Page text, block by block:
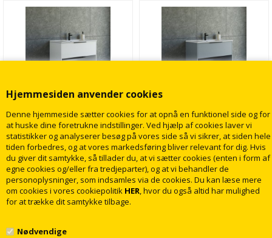
Hjemmesiden anvender cookies
Denne hjemmeside sætter cookies for at opnå en funktionel side og for
at huske dine foretrukne indstillinger. Ved hjælp af cookies laver vi
statistikker og analyserer besøg på vores side så vi sikrer, at siden hele
tiden forbedres, og at vores markedsføring bliver relevant for dig. Hvis
du giver dit samtykke, så tillader du, at vi sætter cookies (enten i form af
egne cookies og/eller fra tredjeparter), og at vi behandler de
personoplysninger, som indsamles via de cookies. Du kan læse mere
om cookies i vores cookiepolitik HER, hvor du også altid har mulighed
for at trække dit samtykke tilbage.
Nødvendige
Dansani Mido+ Classic møbelsæt
101cm med skuffe og hylde, Mat
hvid
5.495,00DKK
LÆG I KURV
Levering5-10dage
101cm med skuffe og hylde, Mat
lyseblå
5.489,00DKK
LÆG I KURV